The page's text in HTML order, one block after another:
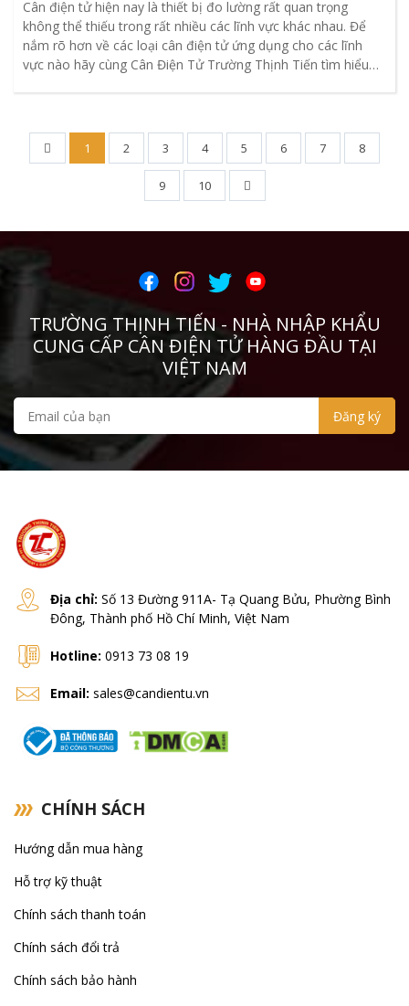
Cân điện tử hiện nay là thiết bị đo lường rất quan trọng
không thể thiếu trong rất nhiều các lĩnh vực khác nhau. Để
nắm rõ hơn về các loại cân điện tử ứng dụng cho các lĩnh
vực nào hãy cùng Cân Điện Tử Trường Thịnh Tiến tìm hiểu
1 2 3 4 5 6 7 8
9 10
TRƯỜNG THỊNH TIẾN - NHÀ NHẬP KHẨU
CUNG CẤP CÂN ĐIỆN TỬ HÀNG ĐẦU TẠI
VIỆT NAM
Địa chỉ: Số 13 Đường 911A- Tạ Quang Bửu, Phường Bình
Đông, Thành phố Hồ Chí Minh, Việt Nam
Hotline: 0913 73 08 19
Email: sales@candientu.vn
CHÍNH SÁCH
Hướng dẫn mua hàng
Hỗ trợ kỹ thuật
Chính sách thanh toán
Chính sách đổi trả
Chính sách bảo hành